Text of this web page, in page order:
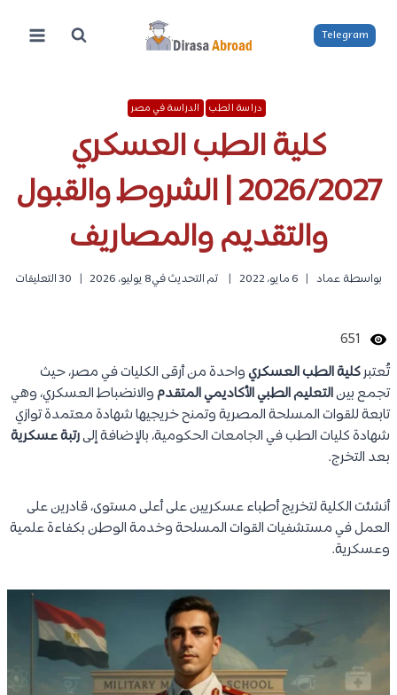
المحتوى
Telegram
دراسة الطب الدراسة في مصر
كلية الطب العسكري
2026/2027 | الشروط والقبول
والتقديم والمصاريف
بواسطة عماد 6 مايو، 2022 تم التحديث في8 يوليو، 2026 30 التعليقات
651
تُعتبركلية الطب العسكريواحدة من أرقى الكليات في مصر، حيث
تجمع بينالتعليم الطبي الأكاديمي المتقدموالانضباط العسكري، وهي
تابعة للقوات المسلحة المصرية وتمنح خريجيها شهادة معتمدة توازي
شهادة كليات الطب في الجامعات الحكومية، بالإضافة إلىرتبة عسكرية
بعد التخرج.
أنشئت الكلية لتخريج أطباء عسكريين على أعلى مستوى، قادرين على
العمل في مستشفيات القوات المسلحة وخدمة الوطن بكفاءة علمية
وعسكرية.